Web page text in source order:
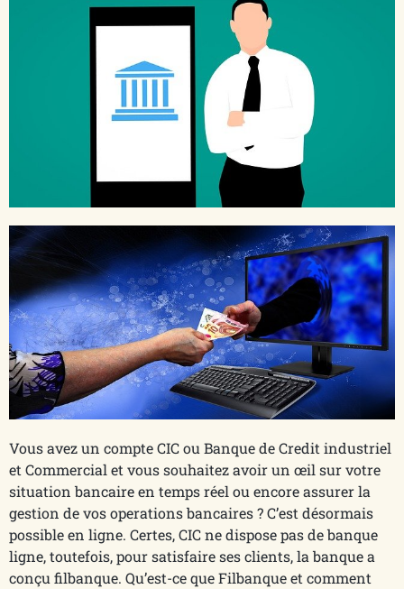
Vous avez un compte CIC ou Banque de Credit industriel
et Commercial et vous souhaitez avoir un œil sur votre
situation bancaire en temps réel ou encore assurer la
gestion de vos operations bancaires ? C’est désormais
possible en ligne. Certes, CIC ne dispose pas de banque
ligne, toutefois, pour satisfaire ses clients, la banque a
conçu filbanque. Qu’est-ce que Filbanque et comment